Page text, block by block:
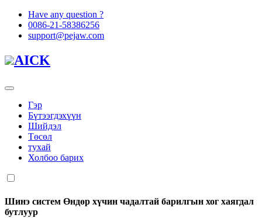
Have any question ?
0086-21-58386256
support@pejaw.com
AICK
Гэр
Бүтээгдэхүүн
Шийдэл
Төсөл
тухай
Холбоо барих
Шинэ систем Өндөр хүчин чадалтай барилгын хог хаягдал
бутлуур